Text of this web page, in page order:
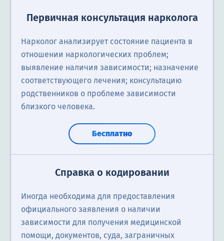
Первичная консультация нарколога
Нарколог анализирует состояние пациента в
отношении наркологических проблем;
выявление наличия зависимости; назначение
соответствующего лечения; консультацию
родственников о проблеме зависимости
близкого человека.
Бесплатно
Справка о кодировании
Иногда необходима для предоставления
официального заявления о наличии
зависимости для получения медицинской
помощи, документов, суда, заграничных